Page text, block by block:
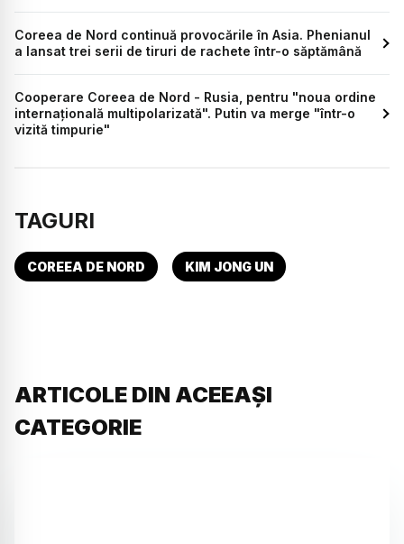
Coreea de Nord continuă provocările în Asia. Phenianul
a lansat trei serii de tiruri de rachete într-o săptămână
Cooperare Coreea de Nord - Rusia, pentru "noua ordine
internațională multipolarizată". Putin va merge "într-o
vizită timpurie"
TAGURI
COREEA DE NORD KIM JONG UN
ARTICOLE DIN ACEEAȘI
CATEGORIE